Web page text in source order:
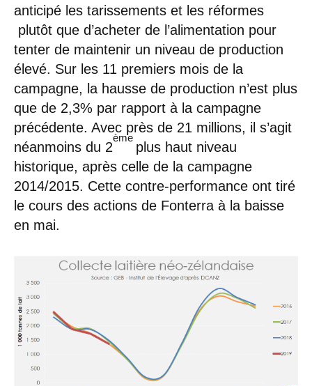
anticipé les tarissements et les réformes
plutôt que d’acheter de l’alimentation pour
tenter de maintenir un niveau de production
élevé. Sur les 11 premiers mois de la
campagne, la hausse de production n’est plus
que de 2,3% par rapport à la campagne
précédente. Avec près de 21 millions, il s’agit
néanmoins du 2
ème
plus haut niveau
historique, après celle de la campagne
2014/2015. Cette contre-performance ont tiré
le cours des actions de Fonterra à la baisse
en mai.